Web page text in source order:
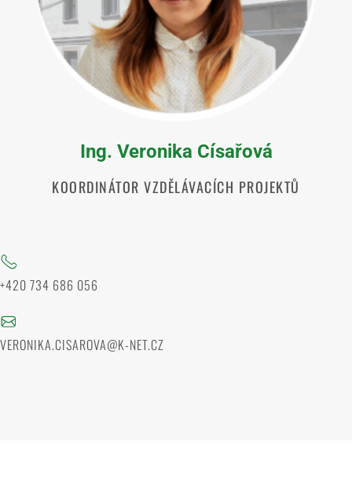
Ing. Veronika Císařová
KOORDINÁTOR VZDĚLÁVACÍCH PROJEKTŮ
+420 734 686 056
VERONIKA.CISAROVA@K-NET.CZ